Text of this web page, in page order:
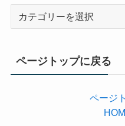
ページトップに戻る
ページ